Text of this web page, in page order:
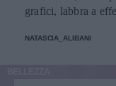
grafici, labbra a
NATASCIA_ALIBANI